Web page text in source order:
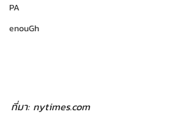
PA
enouGh
ที่มา: nytimes.com